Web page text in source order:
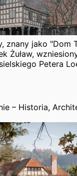
znany jako "Dom
Żuław,
Petera
– Historia,